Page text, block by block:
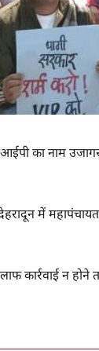
का नाम
देहरादून में
कार्रवाई न होने